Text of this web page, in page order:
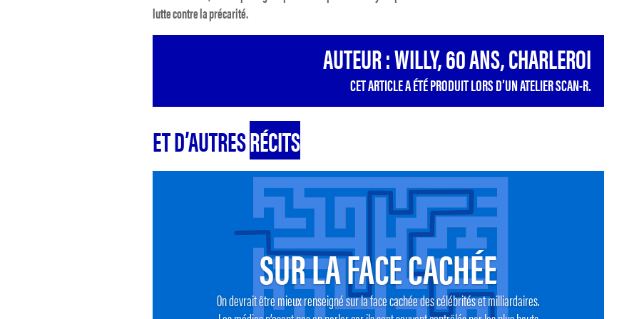
lutte contre la précarité.
AUTEUR : WILLY, 60 ANS, CHARLEROI
CET ARTICLE A ÉTÉ PRODUIT LORS D’UN ATELIER SCAN-R.
ET D’AUTRESRÉCITS
SUR LA FACE CACHÉE
On devrait être mieux renseigné sur la face cachée des célébrités et milliardaires.